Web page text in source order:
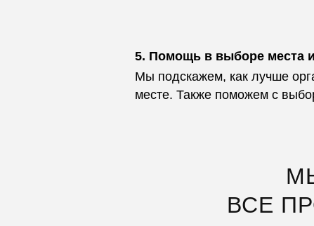
5. Помощь в выборе места
Мы подскажем, как лучше
месте. Также поможем с
ВСЕ